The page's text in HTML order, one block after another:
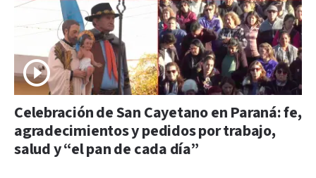
Celebración de San Cayetano en Paraná: fe,
agradecimientos y pedidos por trabajo,
salud y “el pan de cada día”